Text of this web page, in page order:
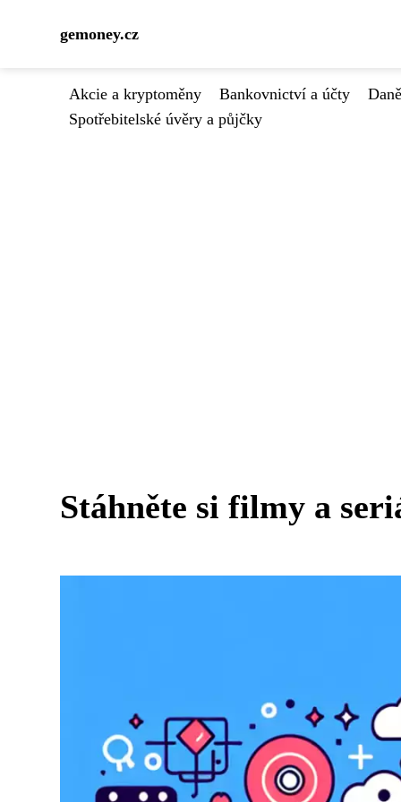
gemoney.cz
Akcie a kryptoměny Bankovnictví a účty
Spotřebitelské úvěry a půjčky
Stáhněte si filmy a